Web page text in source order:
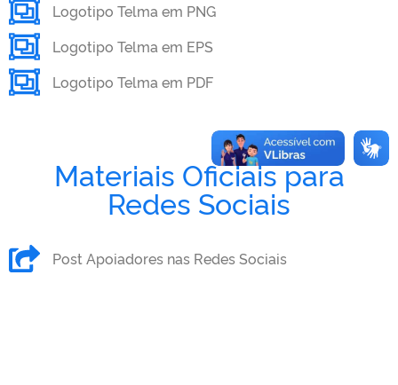
Logotipo Telma em PNG
Logotipo Telma em EPS
Logotipo Telma em PDF
Materiais Oficiais para
Redes Sociais
Post Apoiadores nas Redes Sociais